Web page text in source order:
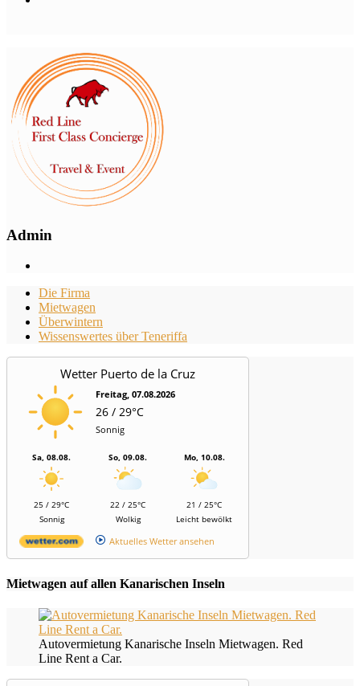
Admin
Die Firma
Mietwagen
Überwintern
Wissenswertes über Teneriffa
Wetter Puerto de la Cruz
Freitag, 07.08.2026
26 / 29°C
Sonnig
Sa, 08.08.
25 / 29°C
Sonnig
So, 09.08.
22 / 25°C
Wolkig
Mo, 10.08.
21 / 25°C
Leicht bewölkt
Aktuelles Wetter ansehen
Mietwagen auf allen Kanarischen Inseln
Autovermietung Kanarische Inseln Mietwagen. Red
Line Rent a Car.